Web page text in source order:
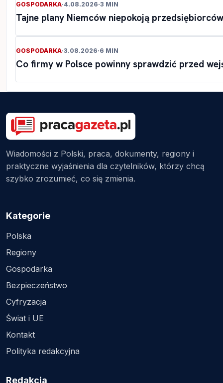
GOSPODARKA·4.08.2026·3 MIN
Tajne plany Niemców niepokoją
GOSPODARKA·3.08.2026·6 MIN
Co firmy w Polsce powinny sprawdzić przed
Wiadomości z Polski, praca, dokumenty, regiony i
praktyczne wyjaśnienia dla czytelników, którzy chcą
szybko zrozumieć, co się zmienia.
Kategorie
Polska
Regiony
Gospodarka
Bezpieczeństwo
Cyfryzacja
Świat i UE
Kontakt
Polityka redakcyjna
Redakcja